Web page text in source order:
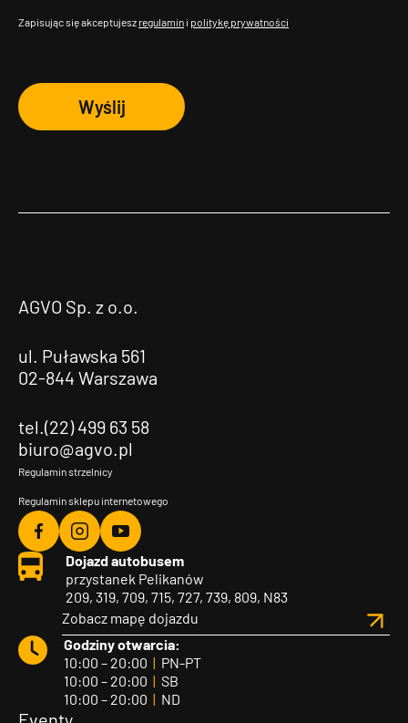
Zapisując się akceptujesz regulamin i politykę prywatności
Wyślij
AGVO Sp. z o.o.
ul. Puławska 561
02-844 Warszawa
tel.(22) 499 63 58
biuro@agvo.pl
Regulamin strzelnicy
Regulamin sklepu internetowego
Agvo
Facebook
Agvo
Instagram
Agvo
YouTube
Dojazd autobusem
przystanek Pelikanów
209, 319, 709, 715, 727, 739, 809, N83
Zobacz mapę dojazdu
Godziny otwarcia:
10:00 – 20:00 | PN-PT
10:00 – 20:00 | SB
10:00 – 20:00 | ND